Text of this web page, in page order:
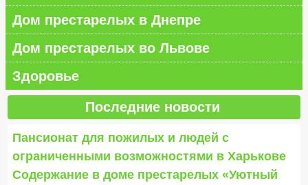
Дом престарелых в Днепре
Дом престарелых во Львове
Здоровье
Последние новости
Пансионат для пожилых и людей с
ограниченными возможностями в Харькове
Содержание в доме престарелых «Уютный